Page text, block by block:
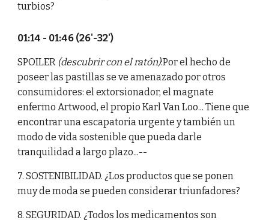
turbios?
01:14 - 01:46 (26'-32')
SPOILER (descubrir con el ratón):Por el hecho de
poseer las pastillas se ve amenazado por otros
consumidores: el extorsionador, el magnate
enfermo Artwood, el propio Karl Van Loo... Tiene que
encontrar una escapatoria urgente y también un
modo de vida sostenible que pueda darle
tranquilidad a largo plazo...--
7. SOSTENIBILIDAD. ¿Los productos que se ponen
muy de moda se pueden considerar triunfadores?
8. SEGURIDAD. ¿Todos los medicamentos son